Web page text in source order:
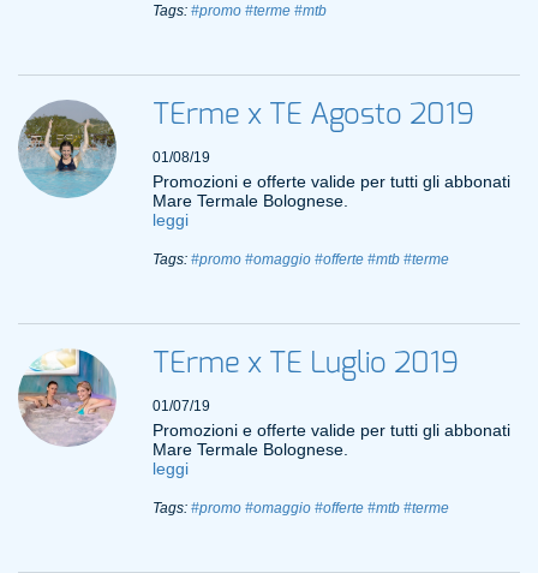
Tags: #promo #terme #mtb
TErme x TE Agosto 2019
01/08/19
Promozioni e offerte valide per tutti gli abbonati
Mare Termale Bolognese.
leggi
Tags: #promo #omaggio #offerte #mtb #terme
TErme x TE Luglio 2019
01/07/19
Promozioni e offerte valide per tutti gli abbonati
Mare Termale Bolognese.
leggi
Tags: #promo #omaggio #offerte #mtb #terme